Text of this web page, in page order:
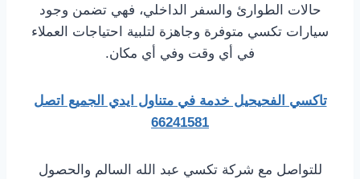
حالات الطوارئ والسفر الداخلي، فهي تضمن وجود
سيارات تكسي متوفرة وجاهزة لتلبية احتياجات العملاء
في أي وقت وفي أي مكان.
تاكسي الفحيحيل خدمة في متناول ايدي الجميع اتصل
66241581
للتواصل مع شركة تكسي عبد الله السالم والحصول